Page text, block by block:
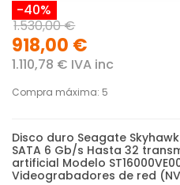
-40%
1.530,00 €
918,00 €
1.110,78 € IVA inc
Compra máxima: 5
Disco duro Seagate
SATA 6 Gb/s Hasta 32
artificial Modelo
Videograbadores de red